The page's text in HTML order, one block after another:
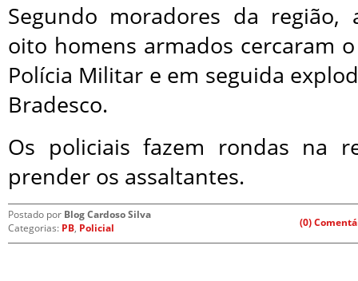
Segundo moradores da região,
oito homens armados cercaram
Polícia Militar e em seguida
Bradesco.
Os policiais fazem rondas na
prender os assaltantes.
Postado por Blog Cardoso Silva
Categorias: PB, Policial (0)